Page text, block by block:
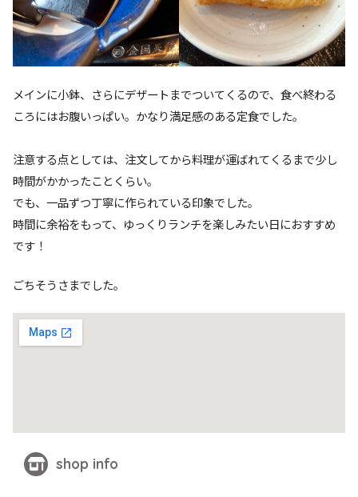
メインに小鉢、さらにデザートまでついてくるので、食べ終わる
ころにはお腹いっぱい。かなり満足感のある定食でした。
注意する点としては、注文してから料理が運ばれてくるまで少し
時間がかかったことくらい。
でも、一品ずつ丁寧に作られている印象でした。
時間に余裕をもって、ゆっくりランチを楽しみたい日におすすめ
です！
ごちそうさまでした。
shop info